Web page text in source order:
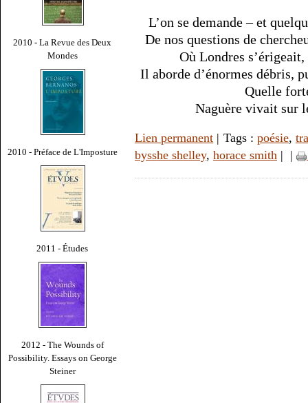
2010 - La Revue des Deux
Mondes
2010 - Préface de L'Imposture
2011 - Études
2012 - The Wounds of
Possibility. Essays on George
Steiner
L’on se demande – et
De nos questions de
Où Londres
Il aborde d’énormes débris,
Quelle
Naguère vivait sur
Lien permanent | Tags : poésie,
bysshe shelley, horace smith | |